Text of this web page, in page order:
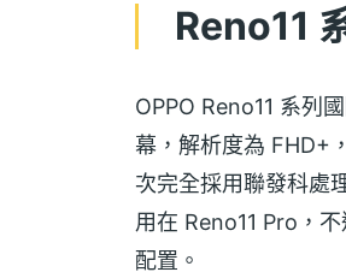
Reno11
OPPO Reno11 系列
幕，解析度為 FHD+
次完全採用聯發科處
用在 Reno11 Pro，
配置。